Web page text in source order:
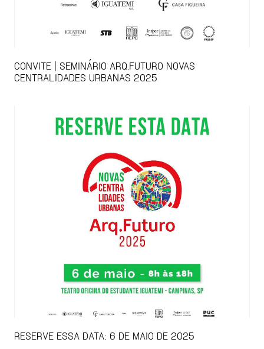
CONVITE | SEMINÁRIO ARQ.FUTURO NOVAS
CENTRALIDADES URBANAS 2025
RESERVE ESSA DATA: 6 DE MAIO DE 2025